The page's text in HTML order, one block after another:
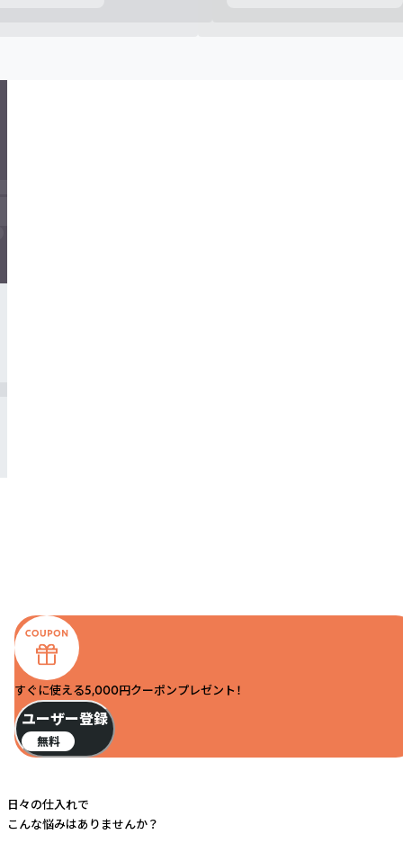
すぐに使える5,000円クーポンプレゼント！
ユーザー登録
無料
日々の仕入れで
こんな悩みはありませんか？